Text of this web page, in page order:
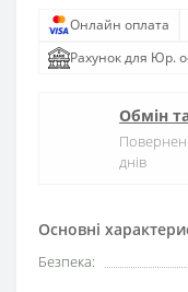
Основні
Безпека:
Онлайн оплата
Рахунок для Юр.
Обмін
днів